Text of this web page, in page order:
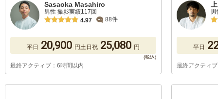
Sasaoka Masahiro
男性 撮影実績117回
4.97
88件
平日 20,900 円土日祝 25,080 円
最終アクティブ：6時間以内
男
平日
最終アクティ